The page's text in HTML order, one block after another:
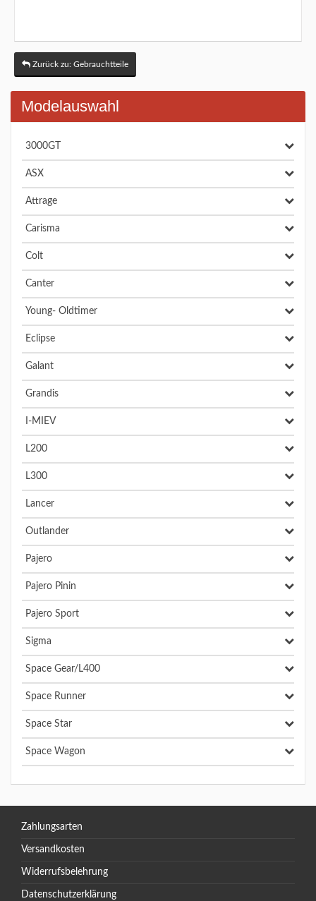
Zurück zu: Gebrauchtteile
Modelauswahl
3000GT
ASX
Attrage
Carisma
Colt
Canter
Young- Oldtimer
Eclipse
Galant
Grandis
I-MIEV
L200
L300
Lancer
Outlander
Pajero
Pajero Pinin
Pajero Sport
Sigma
Space Gear/L400
Space Runner
Space Star
Space Wagon
Zahlungsarten
Versandkosten
Widerrufsbelehrung
Datenschutzerklärung